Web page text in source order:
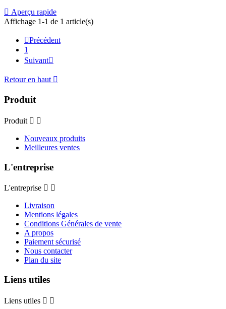
 Aperçu rapide
Affichage 1-1 de 1 article(s)
Précédent
1
Suivant
Retour en haut 
Produit
Produit  
Nouveaux produits
Meilleures ventes
L'entreprise
L'entreprise  
Livraison
Mentions légales
Conditions Générales de vente
A propos
Paiement sécurisé
Nous contacter
Plan du site
Liens utiles
Liens utiles  